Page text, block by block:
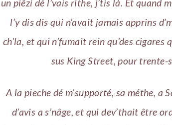
un piêzi dé l’vais rithe, j’tis là. Et quand
l’y dis dis qui n’avait jamais apprins
ch’la, et qui n’fumait rein qu’des cigares
sus King Street, pour trente-
A la pieche dé m’supporté, sa méthe, a
d’avis a s’nâge, et qui dev’thait être